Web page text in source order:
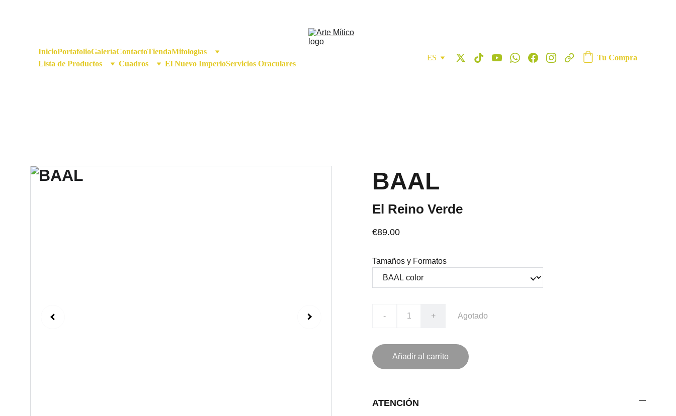
InicioPortafolioGaleríaContactoTiendaMitologías
Lista de Productos
Cuadros El Nuevo ImperioServicios Oraculares
ES Tu Compra
BAAL
El Reino Verde
€89.00
Tamaños y Formatos
- + Agotado
Añadir al carrito
ATENCIÓN